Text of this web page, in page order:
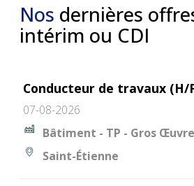
Nos dernières
intérim ou CDI
Conducteur de travaux (H/
07-08-2026
Bâtiment - TP - Gros Œuvre
Saint-Étienne